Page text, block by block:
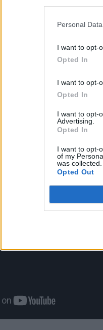
Personal
I want to opt-
Opted In
I want to opt-
Opted In
I want to opt-
Advertising.
Opted In
I want to opt-
of my
was collected.
Opted Out